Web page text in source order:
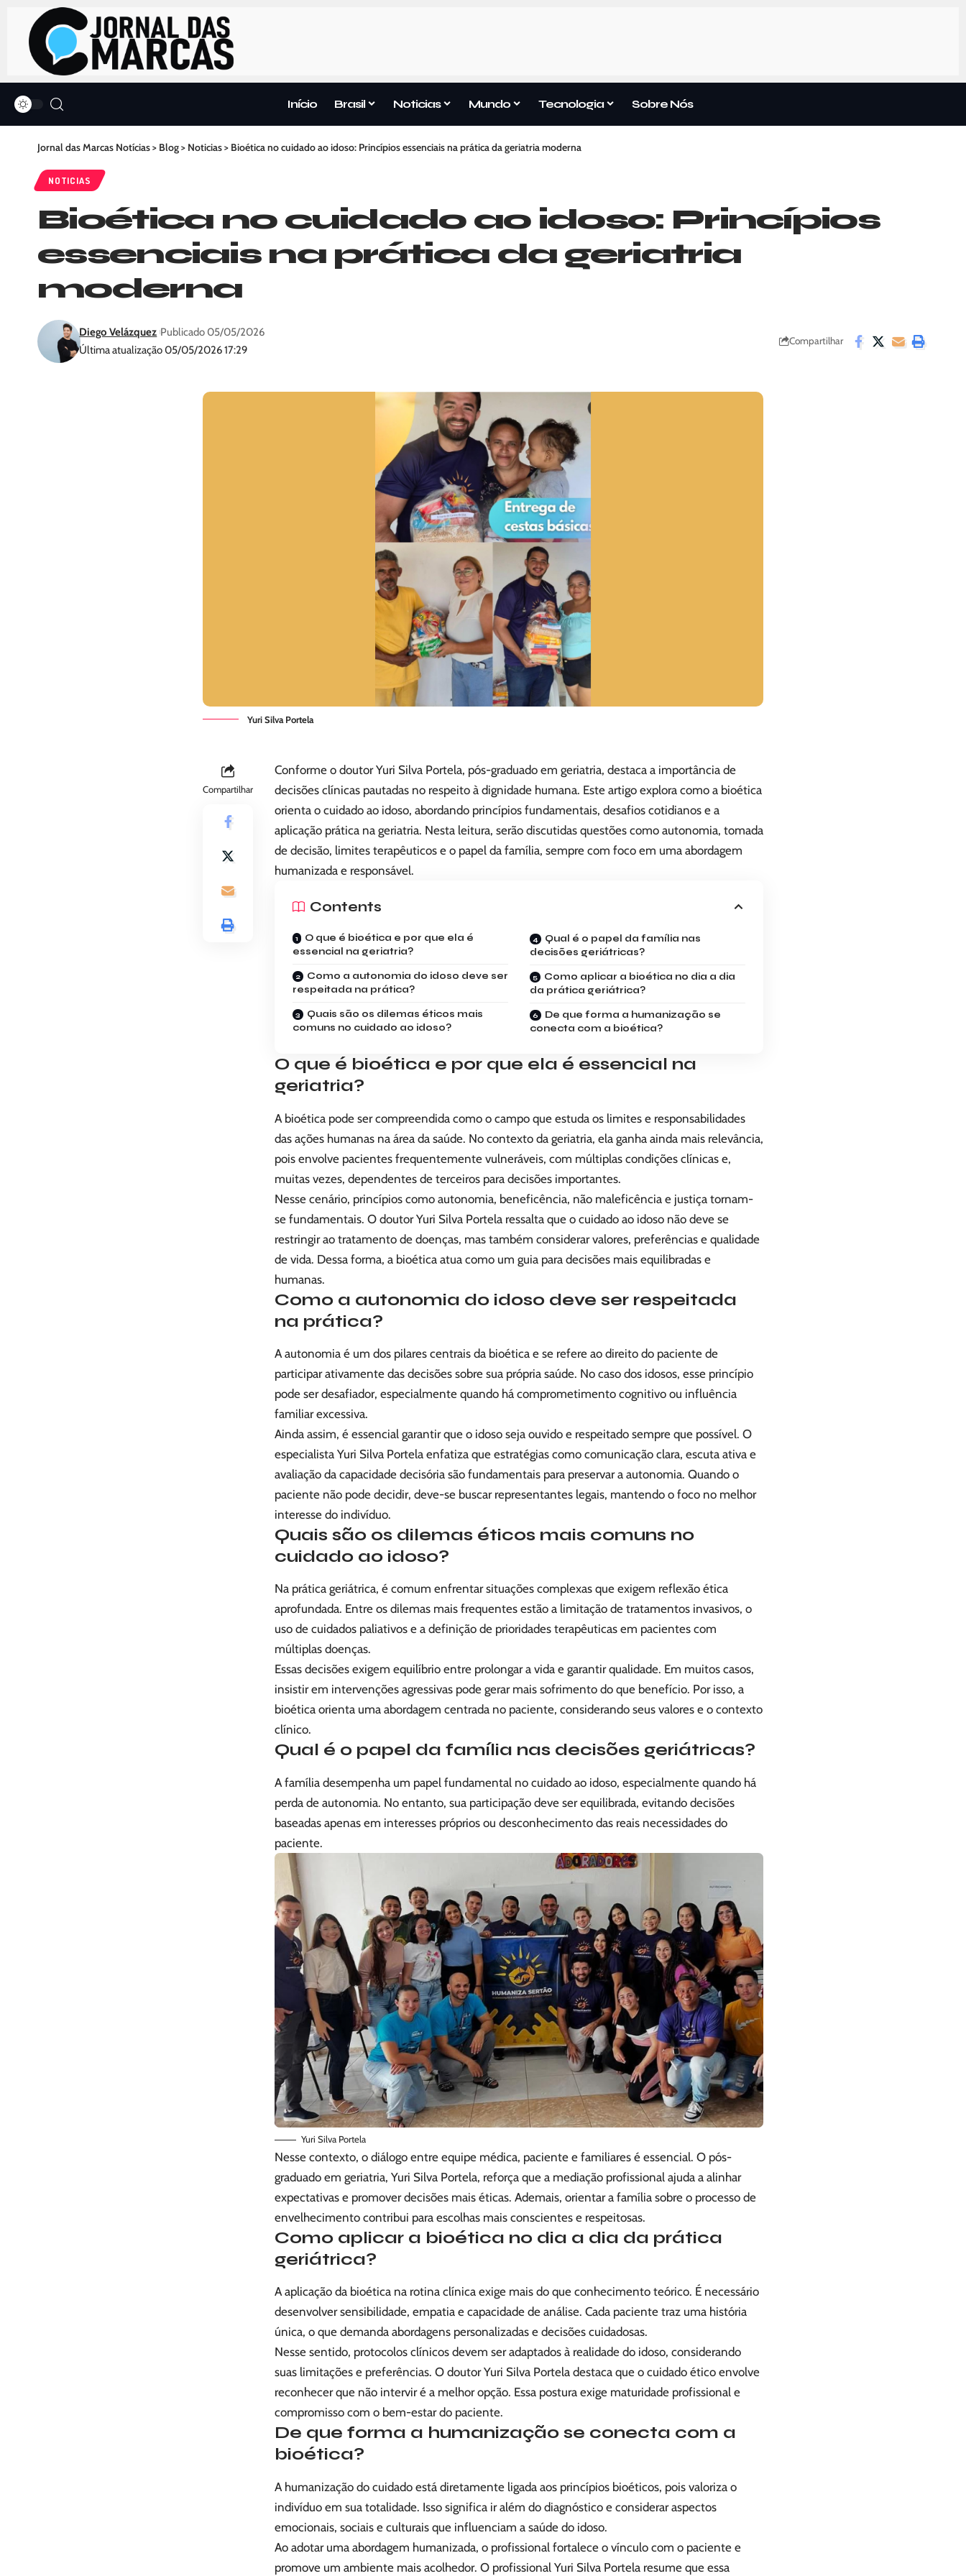
Início Brasil Noticias Mundo Tecnologia Sobre Nós
Jornal das Marcas Notícias> Blog> Noticias> Bioética no cuidado ao idoso: Princípios essenciais na prática da geriatria moderna
NOTICIAS
Bioética no cuidado ao idoso: Princípios
essenciais na prática da geriatria
moderna
Última atualização 05/05/2026 17:29
Diego Velázquez Publicado 05/05/2026
Compartilhar
Yuri Silva Portela
Compartilhar
Conforme o doutor Yuri Silva Portela, pós-graduado em geriatria, destaca a importância de
decisões clínicas pautadas no respeito à dignidade humana. Este artigo explora como a bioética
orienta o cuidado ao idoso, abordando princípios fundamentais, desafios cotidianos e a
aplicação prática na geriatria. Nesta leitura, serão discutidas questões como autonomia, tomada
de decisão, limites terapêuticos e o papel da família, sempre com foco em uma abordagem
humanizada e responsável.
Contents
O que é bioética e por que ela é
essencial na geriatria?
Como a autonomia do idoso deve ser
respeitada na prática?
Quais são os dilemas éticos mais
comuns no cuidado ao idoso?
Qual é o papel da família nas
decisões geriátricas?
Como aplicar a bioética no dia a dia
da prática geriátrica?
De que forma a humanização se
conecta com a bioética?
O que é bioética e por que ela é essencial na
geriatria?
A bioética pode ser compreendida como o campo que estuda os limites e responsabilidades
das ações humanas na área da saúde. No contexto da geriatria, ela ganha ainda mais relevância,
pois envolve pacientes frequentemente vulneráveis, com múltiplas condições clínicas e,
muitas vezes, dependentes de terceiros para decisões importantes.
Nesse cenário, princípios como autonomia, beneficência, não maleficência e justiça tornam-
se fundamentais. O doutor Yuri Silva Portela ressalta que o cuidado ao idoso não deve se
restringir ao tratamento de doenças, mas também considerar valores, preferências e qualidade
de vida. Dessa forma, a bioética atua como um guia para decisões mais equilibradas e
humanas.
Como a autonomia do idoso deve ser respeitada
na prática?
A autonomia é um dos pilares centrais da bioética e se refere ao direito do paciente de
participar ativamente das decisões sobre sua própria saúde. No caso dos idosos, esse princípio
pode ser desafiador, especialmente quando há comprometimento cognitivo ou influência
familiar excessiva.
Ainda assim, é essencial garantir que o idoso seja ouvido e respeitado sempre que possível. O
especialista Yuri Silva Portela enfatiza que estratégias como comunicação clara, escuta ativa e
avaliação da capacidade decisória são fundamentais para preservar a autonomia. Quando o
paciente não pode decidir, deve-se buscar representantes legais, mantendo o foco no melhor
interesse do indivíduo.
Quais são os dilemas éticos mais comuns no
cuidado ao idoso?
Na prática geriátrica, é comum enfrentar situações complexas que exigem reflexão ética
aprofundada. Entre os dilemas mais frequentes estão a limitação de tratamentos invasivos, o
uso de cuidados paliativos e a definição de prioridades terapêuticas em pacientes com
múltiplas doenças.
Essas decisões exigem equilíbrio entre prolongar a vida e garantir qualidade. Em muitos casos,
insistir em intervenções agressivas pode gerar mais sofrimento do que benefício. Por isso, a
bioética orienta uma abordagem centrada no paciente, considerando seus valores e o contexto
clínico.
Qual é o papel da família nas decisões geriátricas?
A família desempenha um papel fundamental no cuidado ao idoso, especialmente quando há
perda de autonomia. No entanto, sua participação deve ser equilibrada, evitando decisões
baseadas apenas em interesses próprios ou desconhecimento das reais necessidades do
paciente.
Yuri Silva Portela
Nesse contexto, o diálogo entre equipe médica, paciente e familiares é essencial. O pós-
graduado em geriatria, Yuri Silva Portela, reforça que a mediação profissional ajuda a alinhar
expectativas e promover decisões mais éticas. Ademais, orientar a família sobre o processo de
envelhecimento contribui para escolhas mais conscientes e respeitosas.
Como aplicar a bioética no dia a dia da prática
geriátrica?
A aplicação da bioética na rotina clínica exige mais do que conhecimento teórico. É necessário
desenvolver sensibilidade, empatia e capacidade de análise. Cada paciente traz uma história
única, o que demanda abordagens personalizadas e decisões cuidadosas.
Nesse sentido, protocolos clínicos devem ser adaptados à realidade do idoso, considerando
suas limitações e preferências. O doutor Yuri Silva Portela destaca que o cuidado ético envolve
reconhecer que não intervir é a melhor opção. Essa postura exige maturidade profissional e
compromisso com o bem-estar do paciente.
De que forma a humanização se conecta com a
bioética?
A humanização do cuidado está diretamente ligada aos princípios bioéticos, pois valoriza o
indivíduo em sua totalidade. Isso significa ir além do diagnóstico e considerar aspectos
emocionais, sociais e culturais que influenciam a saúde do idoso.
Ao adotar uma abordagem humanizada, o profissional fortalece o vínculo com o paciente e
promove um ambiente mais acolhedor. O profissional Yuri Silva Portela resume que essa